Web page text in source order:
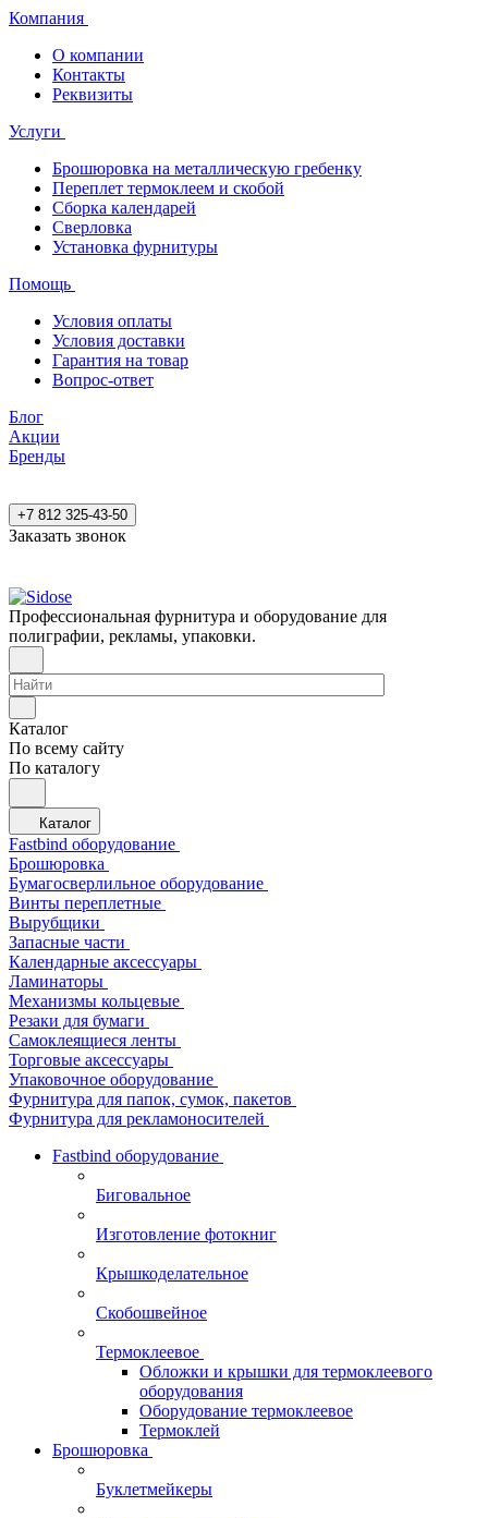
Компания
О компании
Контакты
Реквизиты
Услуги
Брошюровка на металлическую гребенку
Переплет термоклеем и скобой
Сборка календарей
Сверловка
Установка фурнитуры
Помощь
Условия оплаты
Условия доставки
Гарантия на товар
Вопрос-ответ
Блог
Акции
Бренды
+7 812 325-43-50
Заказать звонок
Профессиональная фурнитура и оборудование для
полиграфии, рекламы, упаковки.
Каталог
По всему сайту
По каталогу
Каталог
Fastbind оборудование
Брошюровка
Бумагосверлильное оборудование
Винты переплетные
Вырубщики
Запасные части
Календарные аксессуары
Ламинаторы
Механизмы кольцевые
Резаки для бумаги
Самоклеящиеся ленты
Торговые аксессуары
Упаковочное оборудование
Фурнитура для папок, сумок, пакетов
Фурнитура для рекламоносителей
Fastbind оборудование
Биговальное
Изготовление фотокниг
Крышкоделательное
Скобошвейное
Термоклеевое
Обложки и крышки для термоклеевого
оборудования
Оборудование термоклеевое
Термоклей
Брошюровка
Буклетмейкеры